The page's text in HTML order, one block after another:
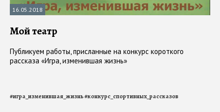
16.05.2018
Мой театр
Публикуем работы, присланные на конкурс короткого
рассказа «Игра, изменившая жизнь»
#игра_изменившая_жизнь#конкурс_спортивных_рассказов